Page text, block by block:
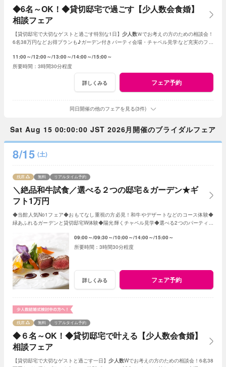
◆6名～OK！◆貸切邸宅で過ごす【少人数会食婚】
相談フェア
【貸切邸宅で大切なゲストと過ごす特別な1日】少人数Ｗでお考えの方のための相談会！
6名38万円などお得プランも♪ガーデン付きパーティ会場・チャペル見学など充実のフェ
11:00～ 12:00～ 13:00～ 14:00～ 15:00～
3時間30分程度
詳しくみる フェア予約
同日開催の他のフェアを見る(3件)
Sat Aug 15 00:00:00 JST 2026月開催のブライダルフェア
8/15 (土)
＼絶品和牛試食／選べる２つの邸宅＆ガーデン★ギ
フト1万円
残席 無料 リアルタイム予約
◆当館人気No1フェア◆おもてなし重視の方必見！和牛やデザートなどのコース体験◆
緑あふれるガーデンと貸切邸宅W体験◆陽光輝くチャペル見学◆選べる2つのパーティ会
09:00～ 09:30～ 10:00～ 14:00～ 15:00～
3時間30分程度
詳しくみる フェア予約
◆６名～OK！◆貸切邸宅で叶える【少人数会食婚】
相談フェア
残席 無料 リアルタイム予約
【貸切邸宅で大切なゲストと過ごす一日】少人数Wでお考えの方のための相談会！6名38